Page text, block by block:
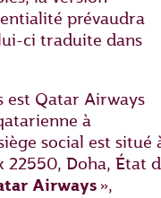
prévaudra
ci traduite dans
est Qatar Airways
à
social est situé
22550, Doha, État
Airways »,